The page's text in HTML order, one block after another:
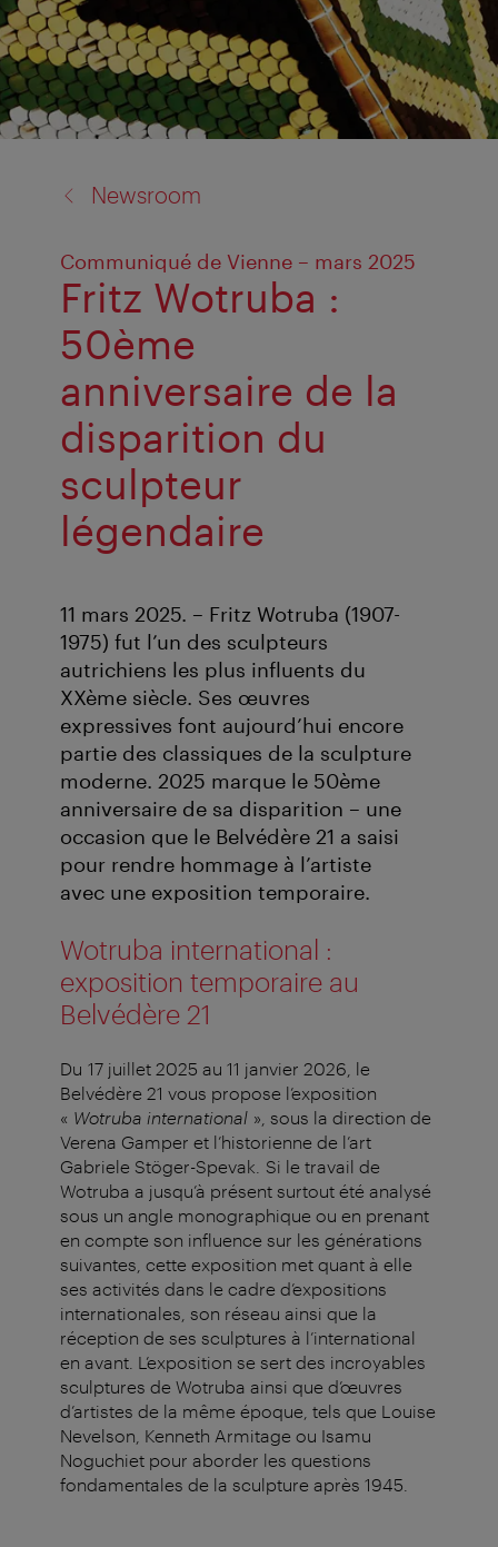
Newsroom
Communiqué de Vienne – mars 2025
Fritz Wotruba :
50ème
anniversaire de la
disparition du
sculpteur
légendaire
11 mars 2025. – Fritz Wotruba (1907-
1975) fut l’un des sculpteurs
autrichiens les plus influents du
XXème siècle. Ses œuvres
expressives font aujourd’hui encore
partie des classiques de la sculpture
moderne. 2025 marque le 50ème
anniversaire de sa disparition – une
occasion que le Belvédère 21 a saisi
pour rendre hommage à l’artiste
avec une exposition temporaire.
Wotruba international :
exposition temporaire au
Belvédère 21
Du 17 juillet 2025 au 11 janvier 2026, le
Belvédère 21 vous propose l’exposition
« Wotruba international », sous la direction de
Verena Gamper et l’historienne de l’art
Gabriele Stöger-Spevak. Si le travail de
Wotruba a jusqu’à présent surtout été analysé
sous un angle monographique ou en prenant
en compte son influence sur les générations
suivantes, cette exposition met quant à elle
ses activités dans le cadre d’expositions
internationales, son réseau ainsi que la
réception de ses sculptures à l’international
en avant. L’exposition se sert des incroyables
sculptures de Wotruba ainsi que d’œuvres
d’artistes de la même époque, tels que Louise
Nevelson, Kenneth Armitage ou Isamu
Noguchiet pour aborder les questions
fondamentales de la sculpture après 1945.